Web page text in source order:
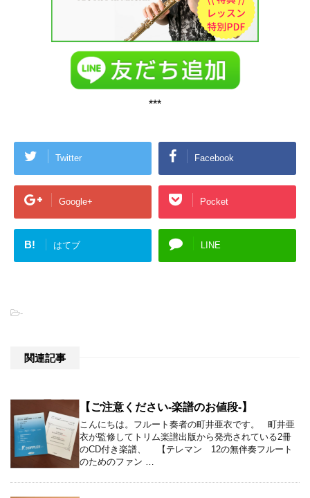
***
Twitter Facebook
Google+ Pocket
B! はてブ LINE
-
関連記事
【ご注意ください-楽譜のお値段-】
こんにちは。フルート奏者の町井亜衣です。 町井亜
衣が監修してトリム楽譜出版から発売されている2冊
のCD付き楽譜、 【テレマン 12の無伴奏フルート
のためのファン …